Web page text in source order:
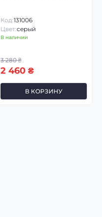
Код:131006
Цвет:серый
В наличии
3 280 ₴
2 460 ₴
В КОРЗИНУ